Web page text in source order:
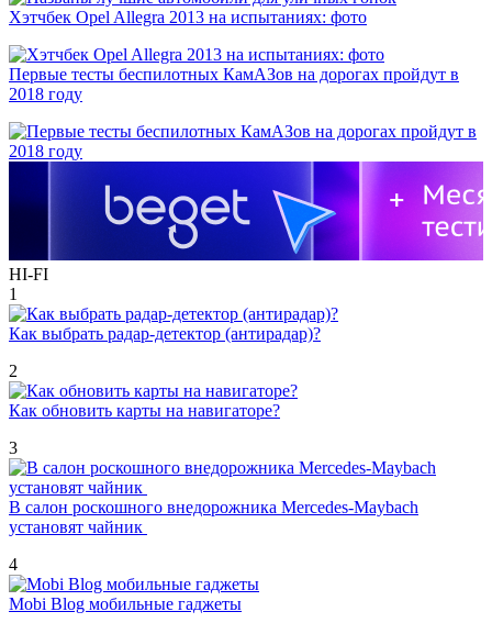
Хэтчбек Opel Allegra 2013 на испытаниях: фото
Первые тесты беспилотных КамАЗов на дорогах пройдут в
2018 году
HI-FI
1
Как выбрать радар-детектор (антирадар)?
2
Как обновить карты на навигаторе?
3
В салон роскошного внедорожника Mercedes-Maybach
установят чайник
4
Mobi Blog мобильные гаджеты